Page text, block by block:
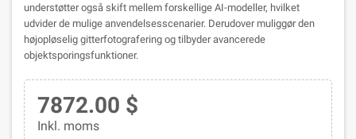
understøtter også skift mellem forskellige AI-modeller, hvilket
udvider de mulige anvendelsesscenarier. Derudover muliggør den
højopløselig gitterfotografering og tilbyder avancerede
objektsporingsfunktioner.
7872.00 $
Inkl. moms